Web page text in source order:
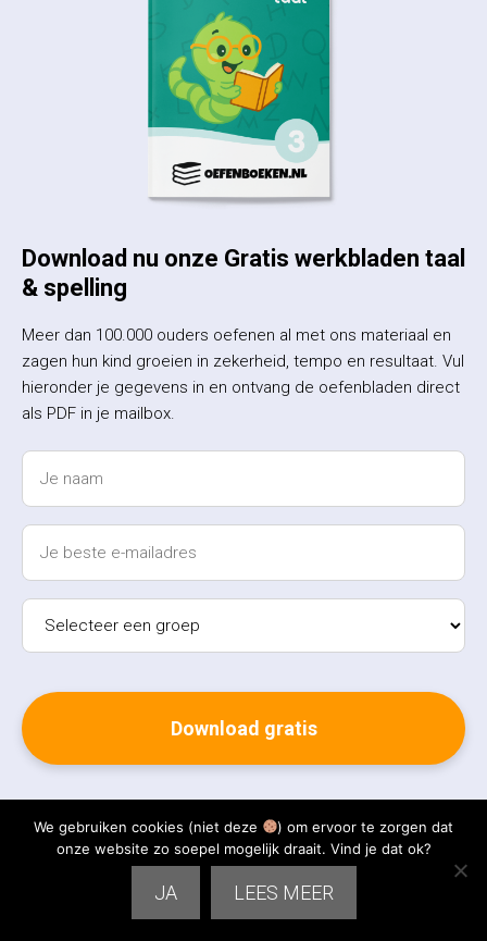
Download nu onze Gratis werkbladen taal
& spelling
Meer dan 100.000 ouders oefenen al met ons materiaal en
zagen hun kind groeien in zekerheid, tempo en resultaat. Vul
hieronder je gegevens in en ontvang de oefenbladen direct
als PDF in je mailbox.
Je gegevens zijn veilig en je kunt je op elk moment afmelden.
We gebruiken cookies (niet deze
) om ervoor te zorgen dat
onze website zo soepel mogelijk draait. Vind je dat ok?
JA LEES MEER